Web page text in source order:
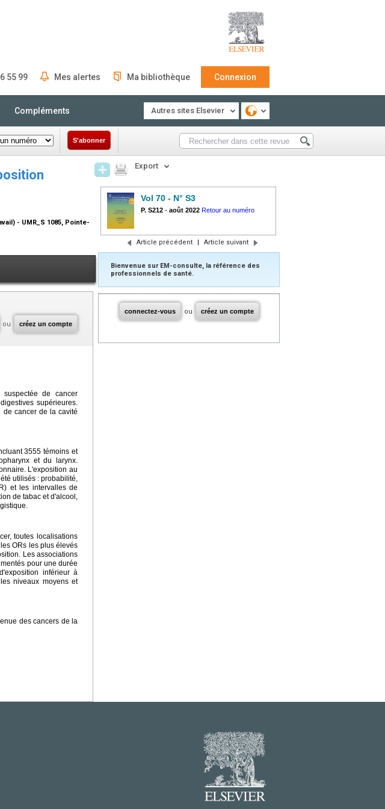
55 99 Mes alertes Ma bibliothèque Connexion
Compléments Autres sites Elsevier
S'abonner
- UMR_S 1085, Pointe-
ou créez un compte
de cancer
supérieures.
de cancer de la cavité
3555 témoins et
et du larynx.
L'exposition au
utilisés : probabilité,
et les intervalles de
de tabac et d'alcool,
toutes localisations
ORs les plus élevés
Les associations
pour une durée
inférieur à
niveaux moyens et
des cancers de la
Export
Vol 70 - N° S3
P. S212 - août 2022 Retour au numéro
Article précédent | Article suivant
Bienvenue sur EM-consulte, la référence des
professionnels de santé.
connectez-vous ou créez un compte